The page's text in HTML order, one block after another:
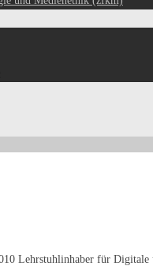
Lehrstuhlinhaber für